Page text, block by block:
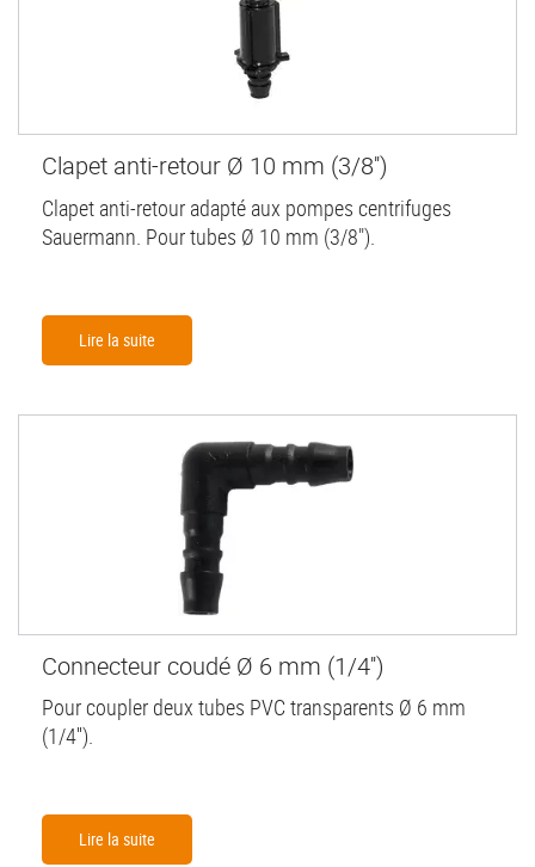
Clapet anti-retour Ø 10 mm (3/8'')
Clapet anti-retour adapté aux pompes centrifuges
Sauermann. Pour tubes Ø 10 mm (3/8").
Lire la suite
Connecteur coudé Ø 6 mm (1/4'')
Pour coupler deux tubes PVC transparents Ø 6 mm
(1/4'').
Lire la suite